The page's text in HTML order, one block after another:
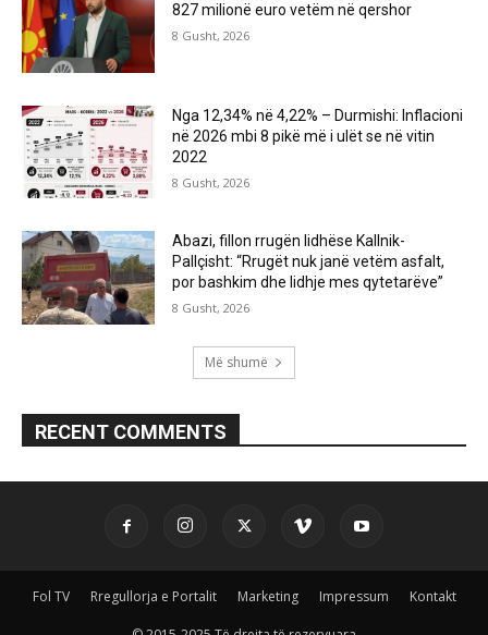
827 milionë euro vetëm në qershor
8 Gusht, 2026
Nga 12,34% në 4,22% – Durmishi: Inflacioni
në 2026 mbi 8 pikë më i ulët se në vitin
2022
8 Gusht, 2026
Abazi, fillon rrugën lidhëse Kallnik-
Pallçisht: “Rrugët nuk janë vetëm asfalt,
por bashkim dhe lidhje mes qytetarëve”
8 Gusht, 2026
Më shumë
RECENT COMMENTS
Fol TV Rregullorja e Portalit Marketing Impressum Kontakt